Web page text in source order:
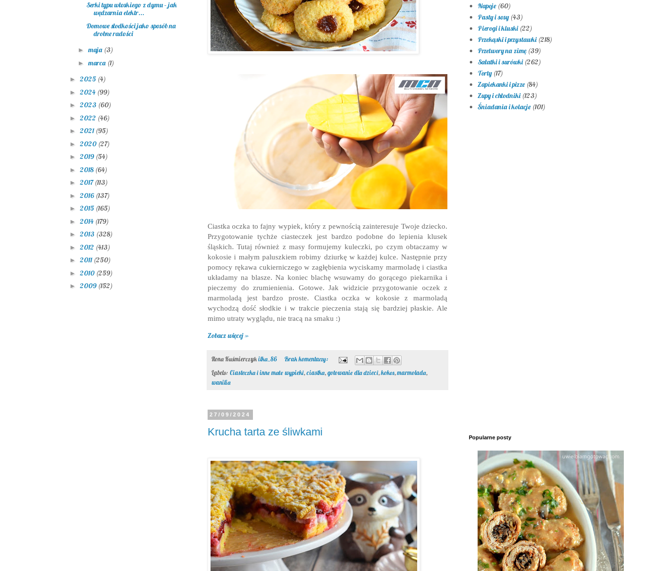
Ciastka oczka to fajny wypiek, który z pewnością zainteresuje Twoje dziecko.
Przygotowanie tychże ciasteczek jest bardzo podobne do lepienia klusek
śląskich. Tutaj również z masy formujemy kuleczki, po czym obtaczamy w
kokosie i małym paluszkiem robimy dziurkę w każdej kulce. Następnie przy
pomocy rękawa cukierniczego w zagłębienia wyciskamy marmoladę i ciastka
układamy na blasze. Na koniec blachę wsuwamy do gorącego piekarnika i
pieczemy do zrumienienia. Gotowe. Jak widzicie przygotowanie oczek z
marmoladą jest bardzo proste. Ciastka oczka w kokosie z marmoladą
wychodzą dość słodkie i w trakcie pieczenia stają się bardziej płaskie. Ale
mimo utraty wyglądu, nie tracą na smaku :)
Zobacz więcej »
Ilona Kuśmierczykilka_86
Brak komentarzy:
Labels: Ciasteczka i inne małe wypieki,ciastka,gotowanie dla dzieci,kokos,marmolada,
wanilia
27/09/2024
Krucha tarta ze śliwkami
Serki typu włoskiego z dymu – jak
wędzarnia elektr...
Domowe słodkości jako sposób na
drobne radości
►maja (3)
► marca (1)
► 2025 (4)
► 2024 (99)
► 2023 (60)
► 2022 (46)
► 2021 (95)
► 2020 (27)
► 2019 (54)
► 2018 (64)
► 2017(113)
► 2016 (137)
► 2015 (165)
► 2014 (179)
► 2013 (328)
► 2012 (413)
► 2011 (250)
► 2010 (259)
► 2009 (152)
Napoje (60)
Pasty i sosy (43)
Pierogi i kluski (22)
Przekąski i przystawki (218)
Przetwory na zimę (39)
Sałatki i surówki (262)
Torty (17)
Zapiekanki i pizze (84)
Zupy i chłodniki (123)
Śniadania i kolacje (101)
Popularne posty